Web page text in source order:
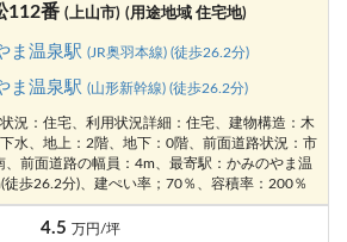
112番 (上山市) (用途地域 住宅地)
ま温泉駅 (JR奥羽本線) (徒歩26.2分)
ま温泉駅(山形新幹線) (徒歩26.2分)
況：住宅、利用状況詳細：住宅、建物構造：木
水、地上：2階、地下：0階、前面道路状況：市
、前面道路の幅員：4m、最寄駅：かみのやま温
歩26.2分)、建ぺい率；70％、容積率：200％
4.5 万円/坪